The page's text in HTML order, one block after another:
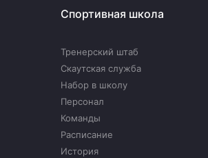
Спортивная школа
Тренерский штаб
Скаутская служба
Набор в школу
Персонал
Команды
Расписание
История